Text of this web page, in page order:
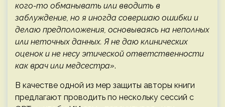
кого-то обманывать или вводить в
заблуждение, но я иногда совершаю ошибки и
делаю предположения, основываясь на неполных
или неточных данных. Я не даю клинических
оценок и не несу этической ответственности
как врач или медсестра».
В качестве одной из мер защиты авторы книги
предлагают проводить по нескольку сессий с